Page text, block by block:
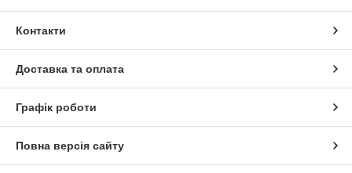
Контакти
Доставка та оплата
Графік роботи
Повна версія сайту